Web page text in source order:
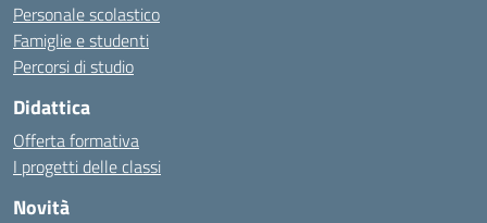
Personale scolastico
Famiglie e studenti
Percorsi di studio
Didattica
Offerta formativa
I progetti delle classi
Novità